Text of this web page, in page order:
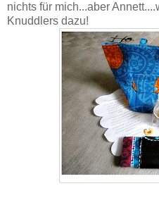
nichts für mich...aber
Knuddlers dazu!